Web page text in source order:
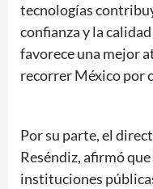
tecnologías
confianza y la
favorece una mejor
recorrer México por
Por su parte, el
Reséndiz, afirmó
instituciones